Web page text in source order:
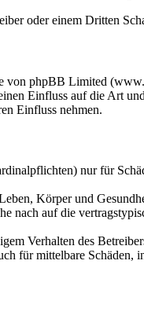
oder einem Dritten
von phpBB Limited
Einfluss auf die Art
Einfluss nehmen.
nur für
Körper und
nach auf die
Verhalten des
für mittelbare Schäden,